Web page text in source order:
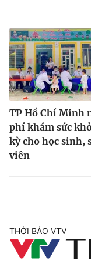
® Cấm sao chép
thuận bằng văn bản.
thông tin từ website
TP Hồ Chí Minh
phí khám sức
kỳ cho học sinh,
viên
THỜI BÁO VTV